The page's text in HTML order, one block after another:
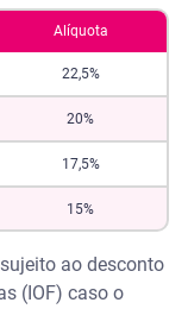
Alíquota
22,5%
20%
17,5%
15%
ao desconto
(IOF) caso o